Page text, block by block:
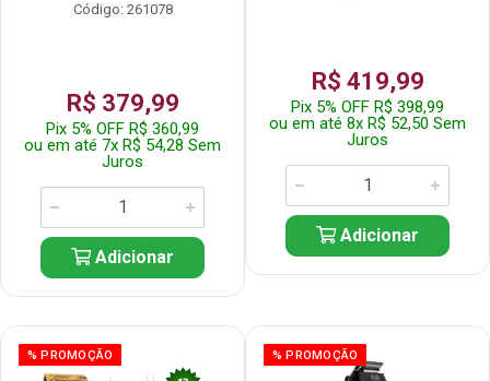
Código: 261078
R$ 379,99
Pix 5% OFF R$ 360,99
ou em até 7x R$ 54,28 Sem
Juros
Adicionar
R$ 419,99
Pix 5% OFF R$ 398,99
ou em até 8x R$ 52,50 Sem
Juros
Adicionar
% PROMOÇÃO % PROMOÇÃO